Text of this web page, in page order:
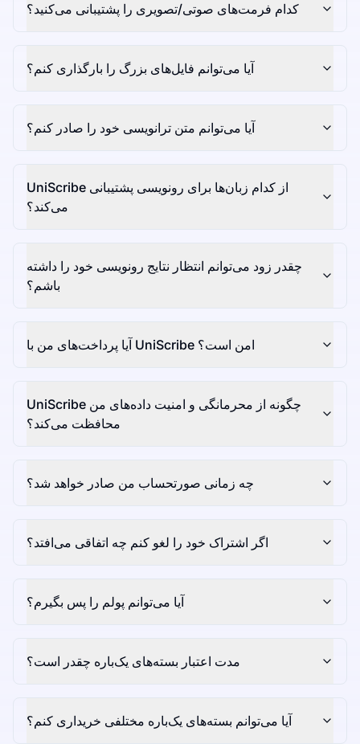
کدام فرمت‌های صوتی/تصویری را پشتیبانی می‌کنید؟
آیا می‌توانم فایل‌های بزرگ را بارگذاری کنم؟
آیا می‌توانم متن ترانویسی خود را صادر کنم؟
UniScribe از کدام زبان‌ها برای رونویسی پشتیبانی
می‌کند؟
چقدر زود می‌توانم انتظار نتایج رونویسی خود را داشته
باشم؟
آیا پرداخت‌های من با UniScribe امن است؟
UniScribe چگونه از محرمانگی و امنیت داده‌های من
محافظت می‌کند؟
چه زمانی صورتحساب من صادر خواهد شد؟
اگر اشتراک خود را لغو کنم چه اتفاقی می‌افتد؟
آیا می‌توانم پولم را پس بگیرم؟
مدت اعتبار بسته‌های یک‌باره چقدر است؟
آیا می‌توانم بسته‌های یک‌باره مختلفی خریداری کنم؟